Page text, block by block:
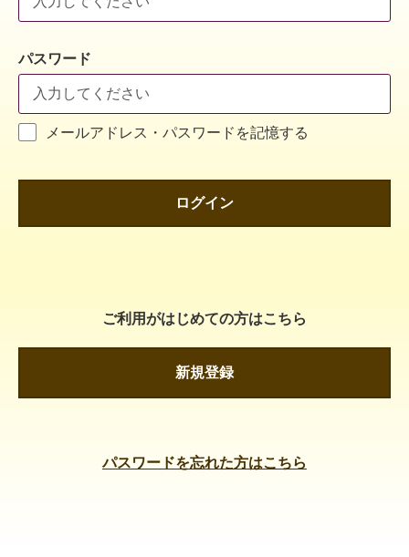
パスワード
メールアドレス・パスワードを記憶する
ログイン
ご利用がはじめての方はこちら
新規登録
パスワードを忘れた方はこちら